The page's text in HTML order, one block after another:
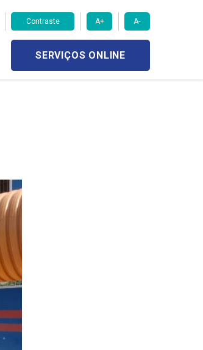
Contraste A+ A-
SERVIÇOS ONLINE